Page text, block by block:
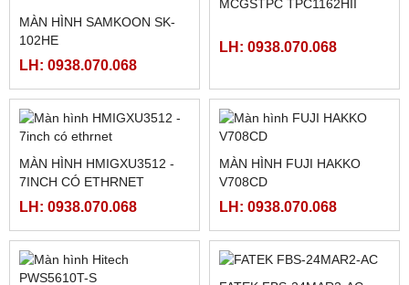
BỘ NGUỒN MEAN WELL
LRS-50-24
LH: 0938.070.068
CB25, FBS-CB55